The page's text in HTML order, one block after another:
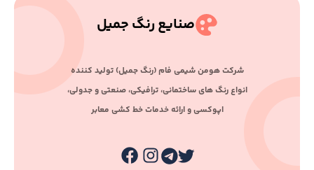
صنایع رنگ جمیل
ﺷﺮﮐﺖ ﻫﻮﻣﻦ ﺷﯿﻤﯽ ﻓﺎم (رﻧﮓ ﺟﻤﯿﻞ) ﺗﻮﻟﯿﺪ ﮐﻨﻨﺪه
اﻧﻮاع رﻧﮓ ﻫﺎی ﺳﺎﺧﺘﻤﺎﻧﯽ، ﺗﺮاﻓﯿﮑﯽ، ﺻﻨﻌﺘﯽ و ﺟﺪوﻟﯽ،
اﭘﻮﮐﺴﯽ و اراﺋﻪ ﺧﺪﻣﺎت ﺧﻂ ﮐﺸﯽ ﻣﻌﺎﺑﺮ